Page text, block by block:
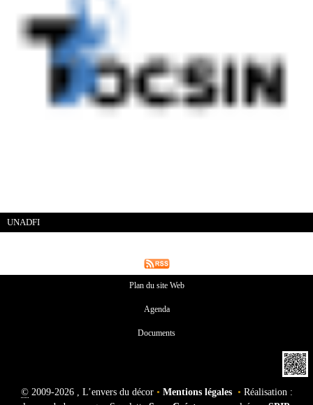
UNADFI
Plan du site Web
Agenda
Documents
©2009-2026 , L’envers du décor • Mentions légales • Réalisation :